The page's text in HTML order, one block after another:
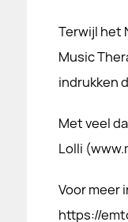
Terwijl het
Music
indrukken
Met veel
Lolli
Voor meer
https://